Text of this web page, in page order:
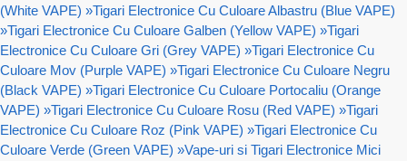
(White VAPE) »Tigari Electronice Cu Culoare Albastru (Blue VAPE)
»Tigari Electronice Cu Culoare Galben (Yellow VAPE) »Tigari
Electronice Cu Culoare Gri (Grey VAPE) »Tigari Electronice Cu
Culoare Mov (Purple VAPE) »Tigari Electronice Cu Culoare Negru
(Black VAPE) »Tigari Electronice Cu Culoare Portocaliu (Orange
VAPE) »Tigari Electronice Cu Culoare Rosu (Red VAPE) »Tigari
Electronice Cu Culoare Roz (Pink VAPE) »Tigari Electronice Cu
Culoare Verde (Green VAPE) »Vape-uri si Tigari Electronice Mici